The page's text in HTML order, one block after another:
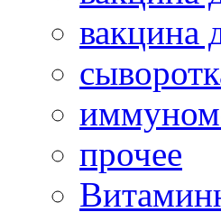
вакцина
прочее